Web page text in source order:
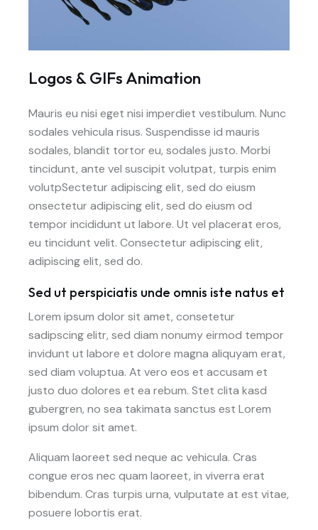
Logos & GIFs Animation
Mauris eu nisi eget nisi imperdiet vestibulum. Nunc
sodales vehicula risus. Suspendisse id mauris
sodales, blandit tortor eu, sodales justo. Morbi
tincidunt, ante vel suscipit volutpat, turpis enim
volutpSectetur adipiscing elit, sed do eiusm
onsectetur adipiscing elit, sed do eiusm od
tempor incididunt ut labore. Ut vel placerat eros,
eu tincidunt velit. Consectetur adipiscing elit,
adipiscing elit, sed do.
Sed ut perspiciatis unde omnis iste natus et
Lorem ipsum dolor sit amet, consetetur
sadipscing elitr, sed diam nonumy eirmod tempor
invidunt ut labore et dolore magna aliquyam erat,
sed diam voluptua. At vero eos et accusam et
justo duo dolores et ea rebum. Stet clita kasd
gubergren, no sea takimata sanctus est Lorem
ipsum dolor sit amet.
Aliquam laoreet sed neque ac vehicula. Cras
congue eros nec quam laoreet, in viverra erat
bibendum. Cras turpis urna, vulputate at est vitae,
posuere lobortis erat.